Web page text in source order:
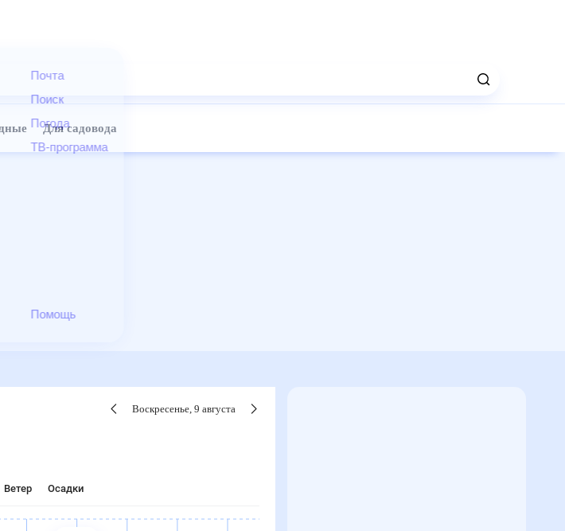
Почта
Поиск
Погода
ТВ-программа
Помощь
Выходные Для садовода
Воскресенье, 9 августа
Ветер Осадки